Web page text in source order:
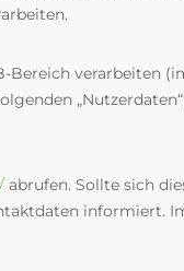
Bereich verarbeiten
abrufen. Sollte sich
informiert.